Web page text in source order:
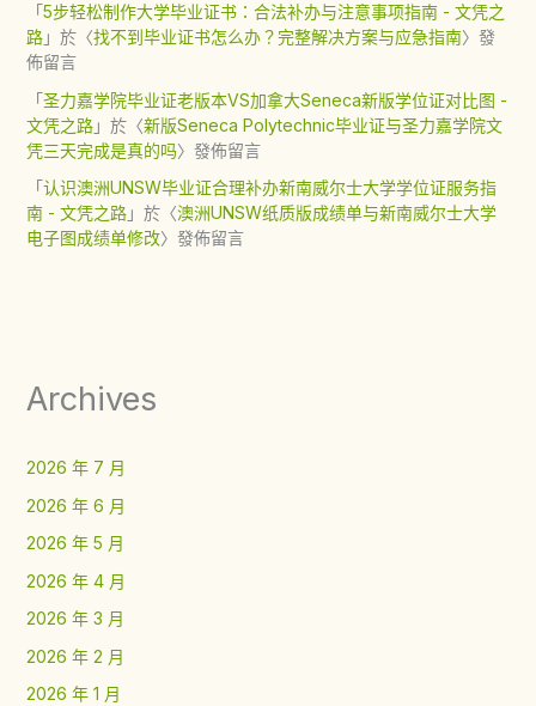
「 5步轻松制作大学毕业证书：合法补办与注意事项指南 - 文凭之
路」於〈找不到毕业证书怎么办？完整解决方案与应急指南〉發
佈留言
「圣力嘉学院毕业证老版本VS加拿大Seneca新版学位证对比图 -
文凭之路」於〈新版Seneca Polytechnic毕业证与圣力嘉学院文
凭三天完成是真的吗〉發佈留言
「 认识澳洲UNSW毕业证合理补办新南威尔士大学学位证服务指
南 - 文凭之路」於〈澳洲UNSW纸质版成绩单与新南威尔士大学
电子图成绩单修改〉發佈留言
Archives
2026 年 7 月
2026 年 6 月
2026 年 5 月
2026 年 4 月
2026 年 3 月
2026 年 2 月
2026 年 1 月